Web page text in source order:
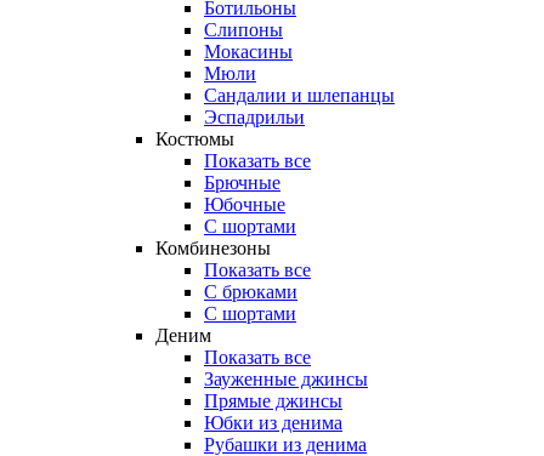
Ботильоны
Слипоны
Мокасины
Мюли
Сандалии и шлепанцы
Эспадрильи
Костюмы
Показать все
Брючные
Юбочные
С шортами
Комбинезоны
Показать все
С брюками
С шортами
Деним
Показать все
Зауженные джинсы
Прямые джинсы
Юбки из денима
Рубашки из денима